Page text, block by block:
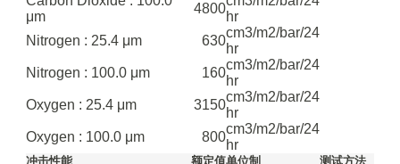
μm
4800
hr
Nitrogen : 25.4 μm
630
cm3/m2/bar/24
hr
Nitrogen : 100.0 μm
160
cm3/m2/bar/24
hr
Oxygen : 25.4 μm
3150
cm3/m2/bar/24
hr
Oxygen : 100.0 μm
800
cm3/m2/bar/24
hr
冲击性能 额定值单位制 测试方法